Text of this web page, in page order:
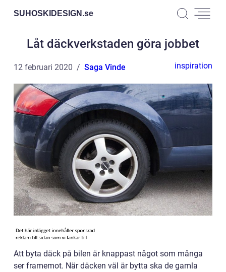
SUHOSKIDESIGN.se
Låt däckverkstaden göra jobbet
12 februari 2020 Saga Vinde inspiration
Att byta däck på bilen är knappast något som många
ser framemot. När däcken väl är bytta ska de gamla